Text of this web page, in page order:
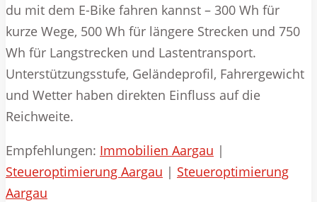
du mit dem E-Bike fahren kannst – 300 Wh für
kurze Wege, 500 Wh für längere Strecken und 750
Wh für Langstrecken und Lastentransport.
Unterstützungsstufe, Geländeprofil, Fahrergewicht
und Wetter haben direkten Einfluss auf die
Reichweite.
Empfehlungen: Immobilien Aargau |
Steueroptimierung Aargau | Steueroptimierung
Aargau